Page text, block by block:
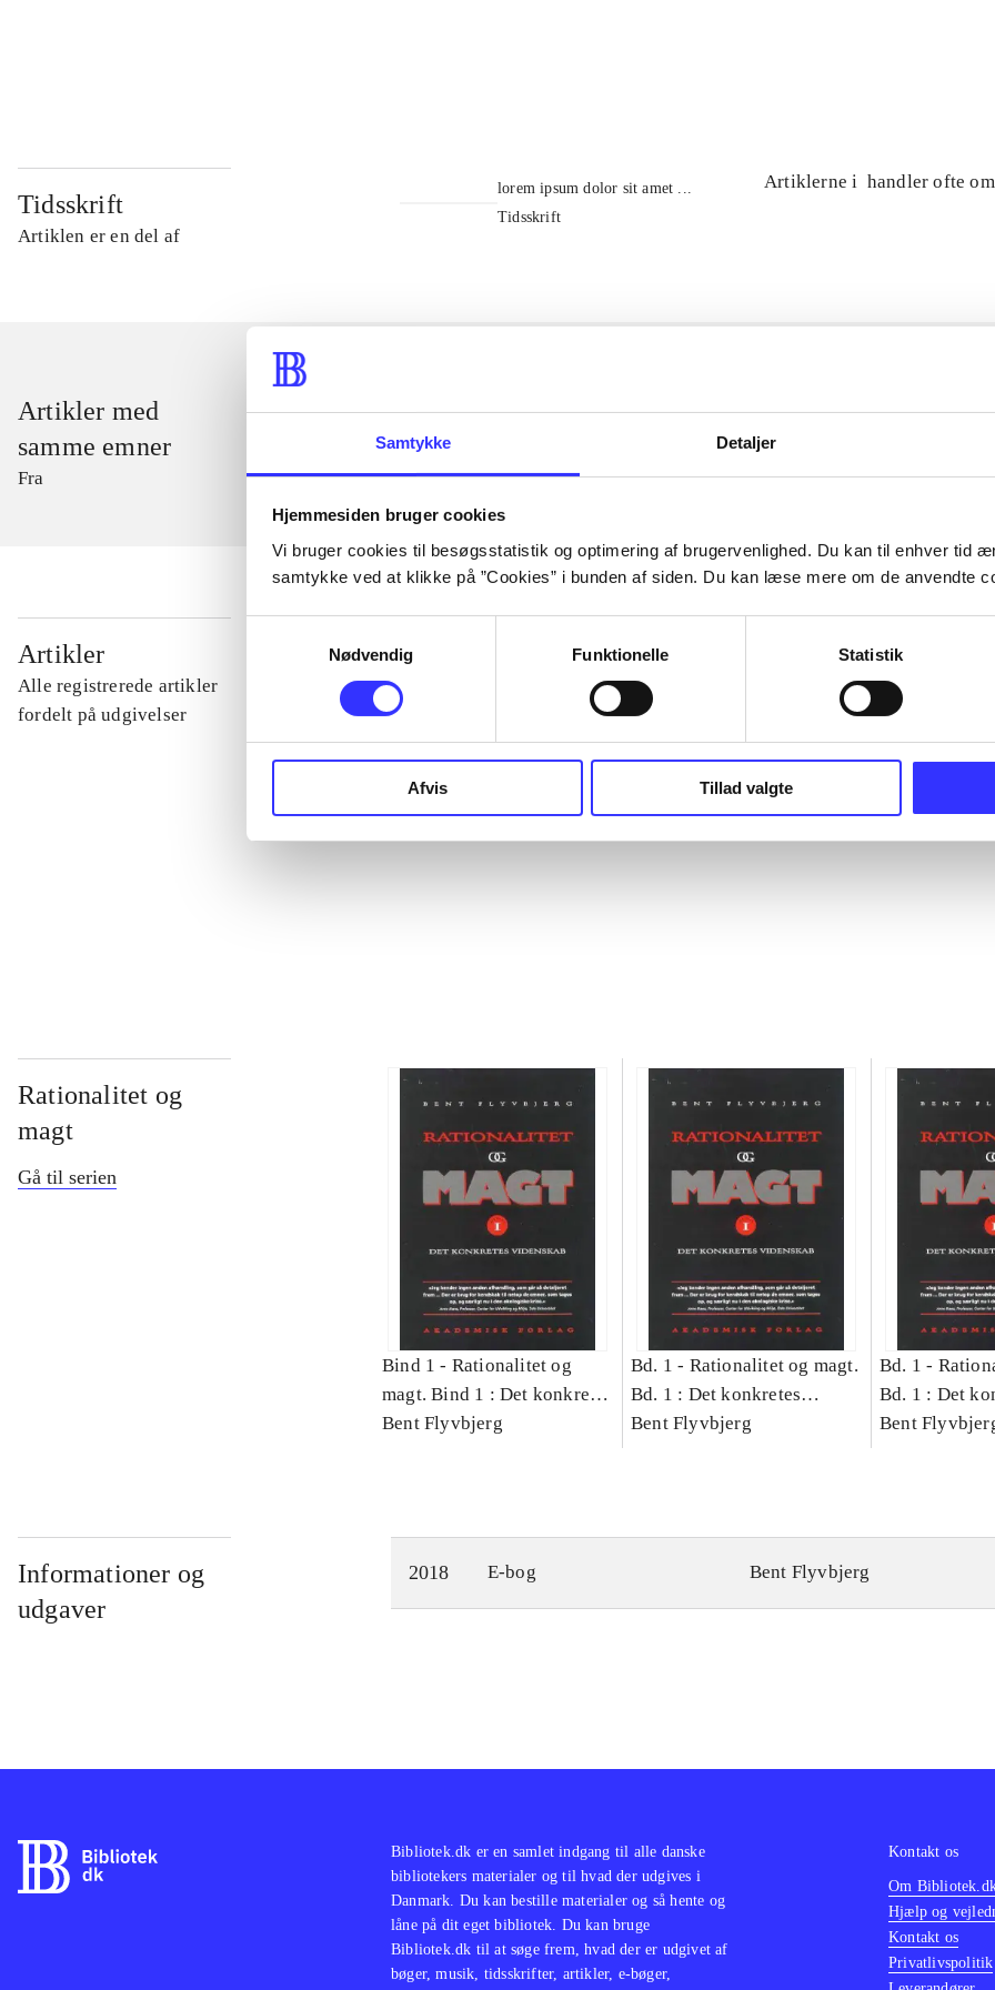
Samtykke Detaljer
Hjemmesiden bruger cookies
Vi bruger cookies til besøgsstatistik og optimering af brugervenlighed. Du kan til enhver tid
samtykke ved at klikke på ”Cookies” i bunden af siden. Du kan læse mere om de anvendte
Nødvendig
Funktionelle Statistik
Afvis Tillad valgte
Tidsskrift
Artiklen er en del af
lorem ipsum dolor sit amet ...
Tidsskrift
Artiklerne i handler ofte om
Artikler med
samme emner
Fra
Artikler
Alle registrerede artikler
fordelt på udgivelser
...
Rationalitet og
magt
Gå til serien
Bind 1 - Rationalitet og
magt. Bind 1 : Det konkretes
videnskab
Bent Flyvbjerg
Bd. 1 - Rationalitet og magt.
Bd. 1 : Det konkretes
videnskab
Bent Flyvbjerg
Bd. 1 -
Bd. 1 : Det
videnskab
Bent
Informationer og
udgaver
2018 E-bog Bent Flyvbjerg
Bibliotek.dk er en samlet indgang til alle danske
bibliotekers materialer og til hvad der udgives i
Danmark. Du kan bestille materialer og så hente og
låne på dit eget bibliotek. Du kan bruge
Bibliotek.dk til at søge frem, hvad der er udgivet af
bøger, musik, tidsskrifter, artikler, e-bøger,
Kontakt os
Om
Hjælp og
Kontakt os
Privatlivspolitik